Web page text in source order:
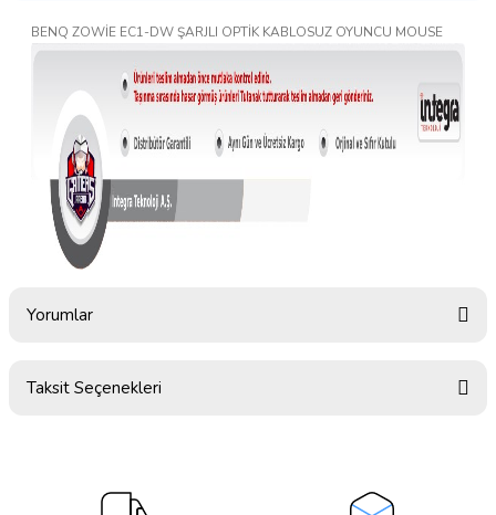
BENQ ZOWİE EC1-DW ŞARJLI OPTİK KABLOSUZ OYUNCU MOUSE
Yorumlar
Taksit Seçenekleri